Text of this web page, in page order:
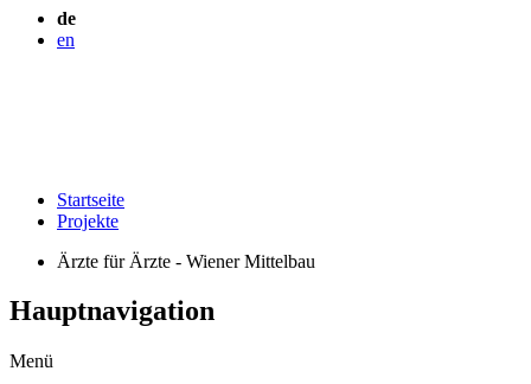
de
en
Startseite
Projekte
Ärzte für Ärzte - Wiener Mittelbau
Hauptnavigation
Menü